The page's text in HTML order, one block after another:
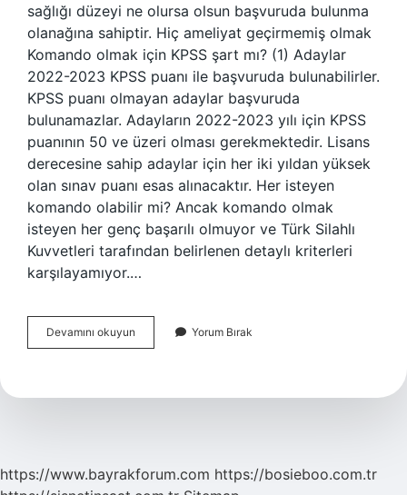
sağlığı düzeyi ne olursa olsun başvuruda bulunma
olanağına sahiptir. Hiç ameliyat geçirmemiş olmak
Komando olmak için KPSS şart mı? (1) Adaylar
2022-2023 KPSS puanı ile başvuruda bulunabilirler.
KPSS puanı olmayan adaylar başvuruda
bulunamazlar. Adayların 2022-2023 yılı için KPSS
puanının 50 ve üzeri olması gerekmektedir. Lisans
derecesine sahip adaylar için her iki yıldan yüksek
olan sınav puanı esas alınacaktır. Her isteyen
komando olabilir mi? Ancak komando olmak
isteyen her genç başarılı olmuyor ve Türk Silahlı
Kuvvetleri tarafından belirlenen detaylı kriterleri
karşılayamıyor.…
Devamını okuyun Komando
Olmak
Sınava
Yorum Bırak
https://www.bayrakforum.com https://bosieboo.com.tr